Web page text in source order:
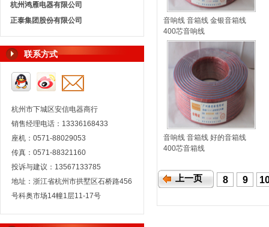
杭州鸿雁电器有限公司
正泰集团股份有限公司
联系方式
杭州市下城区安信电器商行
销售经理电话：13336168433
座机：0571-88029053
传真：0571-88321160
投诉与建议：13567133785
地址：浙江省杭州市拱墅区石桥路456
号科奥市场14幢1层11-17号
音响线 音箱线 金银音箱线
400芯音响线
音响线 音箱线 好的音箱线
400芯音箱线
上一页 8 9